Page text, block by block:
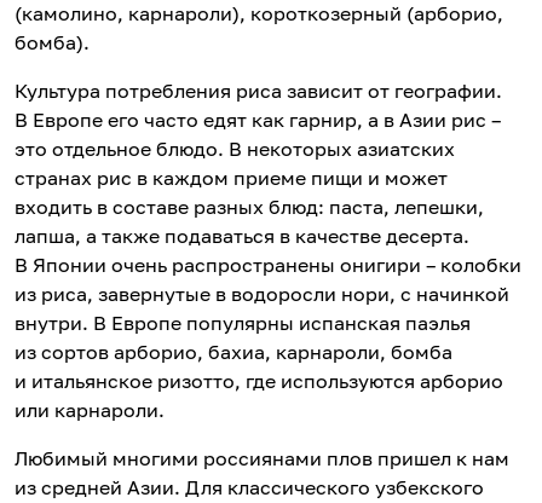
(камолино, карнароли), короткозерный (арборио,
бомба).
Культура потребления риса зависит от географии.
В Европе его часто едят как гарнир, а в Азии рис –
это отдельное блюдо. В некоторых азиатских
странах рис в каждом приеме пищи и может
входить в составе разных блюд: паста, лепешки,
лапша, а также подаваться в качестве десерта.
В Японии очень распространены онигири – колобки
из риса, завернутые в водоросли нори, с начинкой
внутри. В Европе популярны испанская паэлья
из сортов арборио, бахиа, карнароли, бомба
и итальянское ризотто, где используются арборио
или карнароли.
Любимый многими россиянами плов пришел к нам
из средней Азии. Для классического узбекского